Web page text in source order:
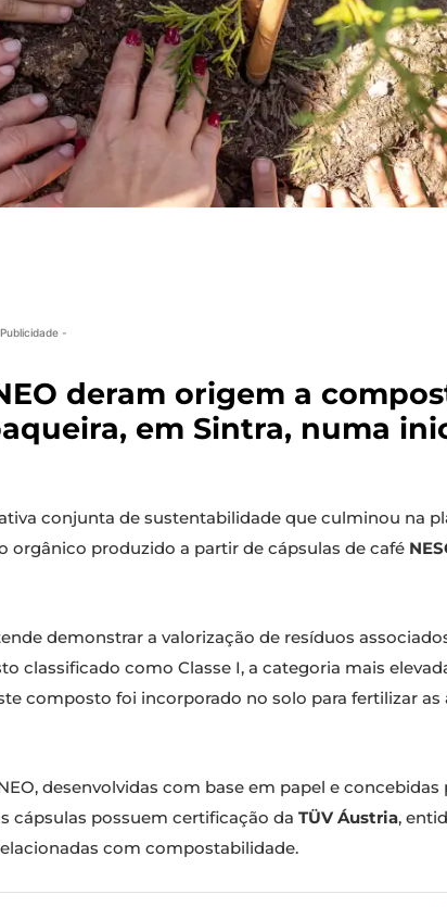
-
deram origem a
em Sintra, numa
conjunta de sustentabilidade que culminou na
orgânico produzido a partir de cápsulas de café
demonstrar a valorização de resíduos
classificado como Classe I, a categoria mais
composto foi incorporado no solo para fertilizar as
desenvolvidas com base em papel e concebidas
cápsulas possuem certificação da TÜV Áustria,
com compostabilidade.